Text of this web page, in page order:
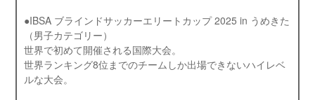
●IBSA ブラインドサッカーエリートカップ 2025 in うめきた
（男子カテゴリー）
世界で初めて開催される国際大会。
世界ランキング8位までのチームしか出場できないハイレベ
ルな大会。